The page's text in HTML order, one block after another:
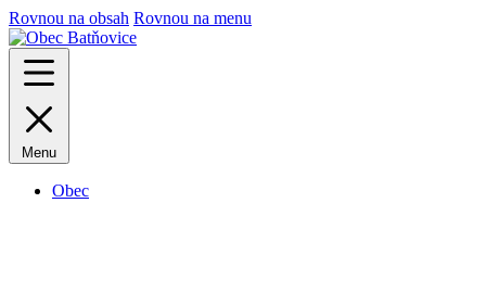
Rovnou na obsah Rovnou na menu
Menu
Obec